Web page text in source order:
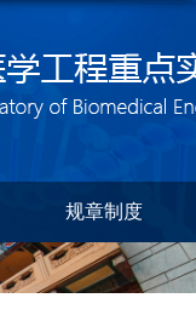
规章制度